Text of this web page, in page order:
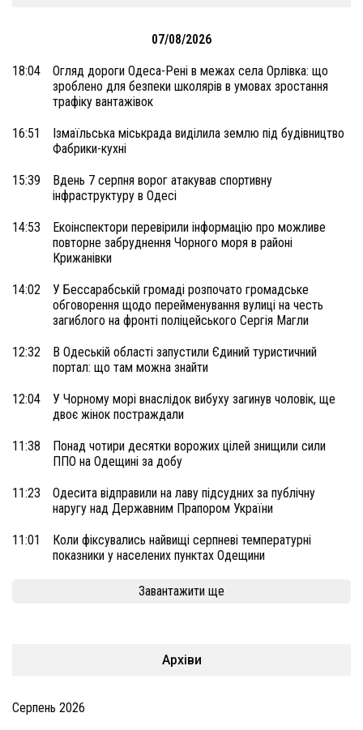
07/08/2026
18:04
Огляд дороги Одеса-Рені в межах села Орлівка: що
зроблено для безпеки школярів в умовах зростання
трафіку вантажівок
16:51
Ізмаїльська міськрада виділила землю під будівництво
Фабрики-кухні
15:39
Вдень 7 серпня ворог атакував спортивну
інфраструктуру в Одесі
14:53
Екоінспектори перевірили інформацію про можливе
повторне забруднення Чорного моря в районі
Крижанівки
14:02
У Бессарабській громаді розпочато громадське
обговорення щодо перейменування вулиці на честь
загиблого на фронті поліцейського Сергія Магли
12:32
В Одеській області запустили Єдиний туристичний
портал: що там можна знайти
12:04
У Чорному морі внаслідок вибуху загинув чоловік, ще
двоє жінок постраждали
11:38
Понад чотири десятки ворожих цілей знищили сили
ППО на Одещині за добу
11:23
Одесита відправили на лаву підсудних за публічну
наругу над Державним Прапором України
11:01
Коли фіксувались найвищі серпневі температурні
показники у населених пунктах Одещини
Завантажити ще
Архіви
Серпень 2026